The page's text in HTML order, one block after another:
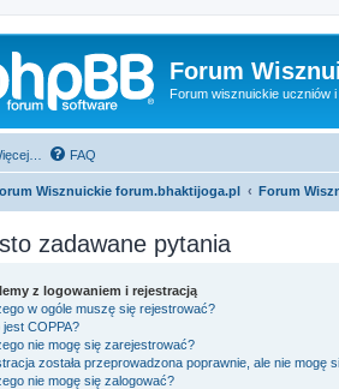
Forum
Forum wisznuickie uczniów
FAQ
Wisznuickie forum.bhaktijoga.pl Forum
zadawane pytania
z logowaniem i rejestracją
w ogóle muszę się rejestrować?
jest COPPA?
nie mogę się zarejestrować?
została przeprowadzona poprawnie, ale nie mogę
nie mogę się zalogować?